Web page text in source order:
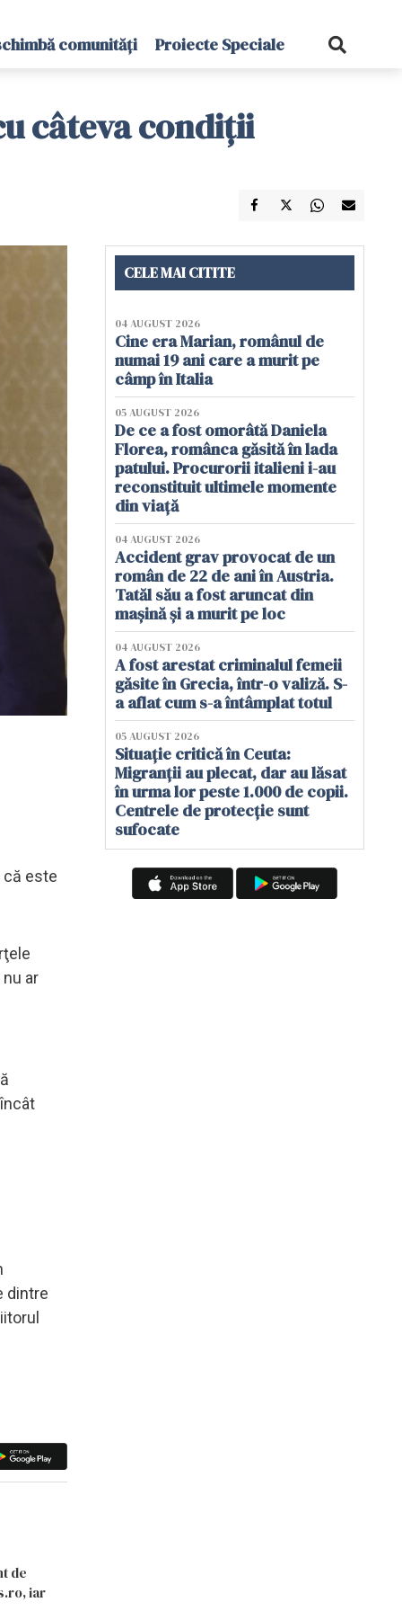
comunități Proiecte Speciale
câteva condiții
că este
ar
dintre
de
iar
CELE MAI CITITE
04 AUGUST 2026
Cine era Marian, românul de
numai 19 ani care a murit pe
câmp în Italia
05 AUGUST 2026
De ce a fost omorâtă Daniela
Florea, românca găsită în lada
patului. Procurorii italieni i-au
reconstituit ultimele momente
din viață
04 AUGUST 2026
Accident grav provocat de un
român de 22 de ani în Austria.
Tatăl său a fost aruncat din
mașină și a murit pe loc
04 AUGUST 2026
A fost arestat criminalul femeii
găsite în Grecia, într-o valiză. S-
a aflat cum s-a întâmplat totul
05 AUGUST 2026
Situație critică în Ceuta:
Migranții au plecat, dar au lăsat
în urma lor peste 1.000 de copii.
Centrele de protecție sunt
sufocate